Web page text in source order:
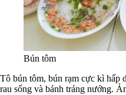
Bún tôm
Tô bún tôm, bún rạm cực kì hấp
rau sống và bánh tráng nướng.